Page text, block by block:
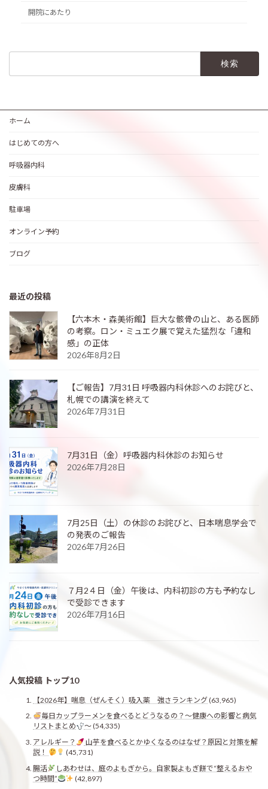
開院にあたり
ホーム
はじめての方へ
呼吸器内科
皮膚科
駐車場
オンライン予約
ブログ
最近の投稿
【六本木・森美術館】巨大な骸骨の山と、ある医師
の考察。ロン・ミュエク展で覚えた猛烈な「違和
感」の正体
2026年8月2日
【ご報告】7月31日 呼吸器内科休診へのお詫びと、
札幌での講演を終えて
2026年7月31日
7月31日（金）呼吸器内科休診のお知らせ
2026年7月28日
7月25日（土）の休診のお詫びと、日本喘息学会で
の発表のご報告
2026年7月26日
７月2４日（金）午後は、内科初診の方も予約なし
で受診できます
2026年7月16日
人気投稿 トップ10
【2026年】喘息（ぜんそく）吸入薬 強さランキング(63,965)
毎日カップラーメンを食べるとどうなるの？〜健康への影響と病気
リストまとめ
〜(54,335)
アレルギー？
山芋を食べるとかゆくなるのはなぜ？原因と対策を解
説！
(45,731)
腸活
しあわせは、庭のよもぎから。自家製よもぎ餅で“整えるおや
つ時間”
(42,897)